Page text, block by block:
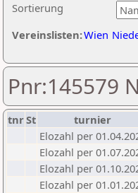
Sortierung
Vereinslisten:Wien
Pnr:145579
tnrSt turnier
Elozahl per
Elozahl per
Elozahl per
Elozahl per